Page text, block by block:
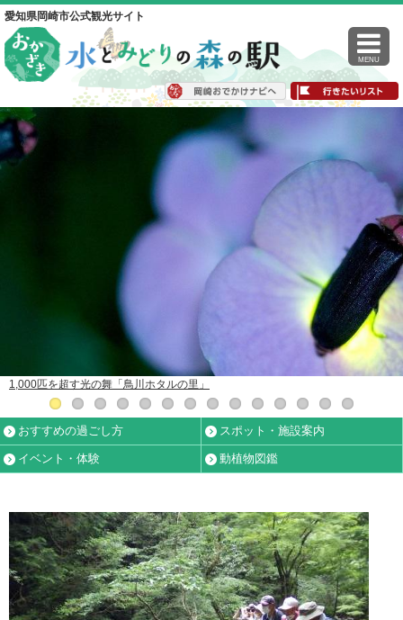
愛知県岡崎市公式観光サイト
MENU
1,000匹を超す光の舞「鳥川ホタルの里」
おすすめの過ごし方 スポット・施設案内
イベント・体験 動植物図鑑